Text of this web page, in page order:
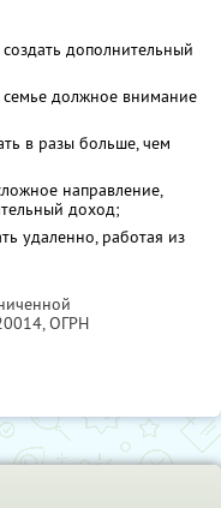
дополнительный
семье должное внимание
в разы больше, чем
направление,
доход;
удаленно, работая из
, ОГРН